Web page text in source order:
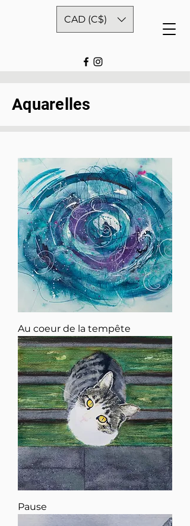
CAD (C$)
Aquarelles
Au coeur de la tempête
Pause